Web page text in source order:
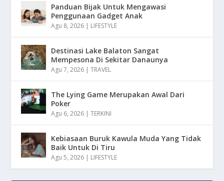
Panduan Bijak Untuk Mengawasi
Penggunaan Gadget Anak
Agu 8, 2026 | LIFESTYLE
Destinasi Lake Balaton Sangat
Mempesona Di Sekitar Danaunya
Agu 7, 2026 |TRAVEL
The Lying Game Merupakan Awal Dari
Poker
Agu 6, 2026 |TERKINI
Kebiasaan Buruk Kawula Muda Yang Tidak
Baik Untuk Di Tiru
Agu 5, 2026 | LIFESTYLE